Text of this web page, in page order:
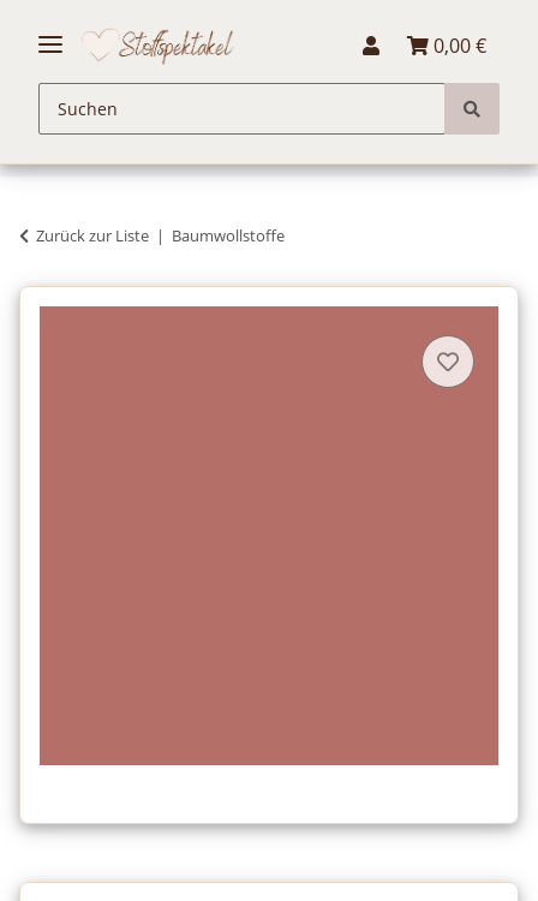
0,00 €
Zurück zur Liste Baumwollstoffe